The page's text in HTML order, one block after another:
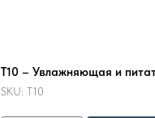
Т10 – Увлажняющая и
SKU: Т10